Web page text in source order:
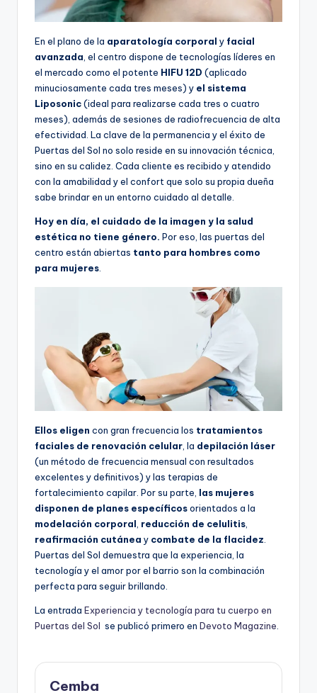
En el plano de la aparatología corporal y facial
avanzada, el centro dispone de tecnologías líderes en
el mercado como el potente HIFU 12D (aplicado
minuciosamente cada tres meses) y el sistema
Liposonic(ideal para realizarse cada tres o cuatro
meses), además de sesiones de radiofrecuencia de alta
efectividad. La clave de la permanencia y el éxito de
Puertas del Sol no solo reside en su innovación técnica,
sino en su calidez. Cada cliente es recibido y atendido
con la amabilidad y el confort que solo su propia dueña
sabe brindar en un entorno cuidado al detalle.
Hoy en día, el cuidado de la imagen y la salud
estética no tiene género. Por eso, las puertas del
centro están abiertas tanto para hombres como
para mujeres.
Ellos eligen con gran frecuencia los tratamientos
faciales de renovación celular, la depilación láser
(un método de frecuencia mensual con resultados
excelentes y definitivos) y las terapias de
fortalecimiento capilar. Por su parte, las mujeres
disponen de planes específicosorientados a la
modelación corporal, reducción de celulitis,
reafirmación cutánea y combate de la flacidez.
Puertas del Sol demuestra que la experiencia, la
tecnología y el amor por el barrio son la combinación
perfecta para seguir brillando.
La entrada Experiencia y tecnología para tu cuerpo en
Puertas del Sol se publicó primero en Devoto Magazine.
Cemba